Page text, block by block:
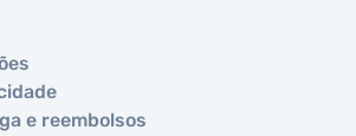
e reembolsos